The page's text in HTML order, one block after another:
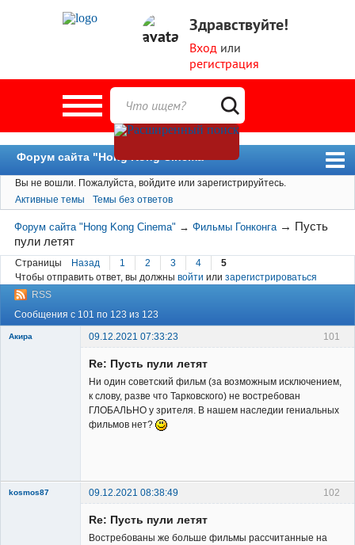
Здравствуйте!
Вход или
регистрация
Форум сайта "Hong Kong Cinema"
Форум
Новости
Пользователи
Поиск
Вы не вошли. Пожалуйста, войдите или зарегистрируйтесь.
Активные темы
Темы без ответов
Форум сайта "Hong Kong Cinema" →Фильмы Гонконга → Пусть
пули летят
Страницы Назад 1 2 3 4
5
Чтобы отправить ответ, вы должны войти или зарегистрироваться
RSS
Сообщения с 101 по 123 из 123
101
Акира 09.12.2021 07:33:23
Re: Пусть пули летят
Ни один советский фильм (за возможным исключением,
к слову, разве что Тарковского) не востребован
ГЛОБАЛЬНО у зрителя. В нашем наследии гениальных
фильмов нет?
102
kosmos87 09.12.2021 08:38:49
Re: Пусть пули летят
Востребованы же больше фильмы рассчитанные на